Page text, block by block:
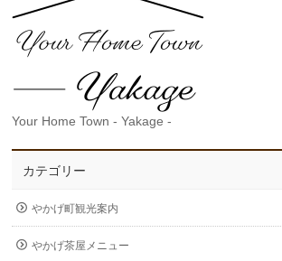
Your Home Town - Yakage -
カテゴリー
やかげ町観光案内
やかげ茶屋メニュー